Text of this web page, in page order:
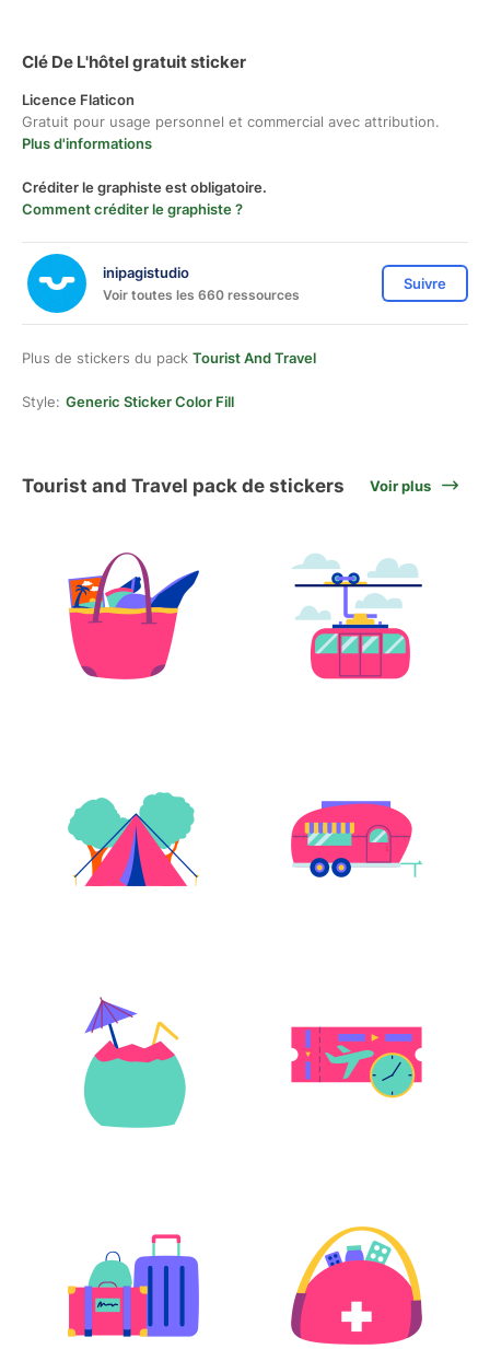
Clé De L'hôtel gratuit sticker
Licence Flaticon
Gratuit pour usage personnel et commercial avec attribution.
Plus d'informations
Créditer le graphiste est obligatoire.
Comment créditer le graphiste ?
inipagistudio
Voir toutes les 660 ressources
Suivre
Plus de stickers du pack Tourist And Travel
Style: Generic Sticker Color Fill
Tourist and Travel pack de stickers Voir plus